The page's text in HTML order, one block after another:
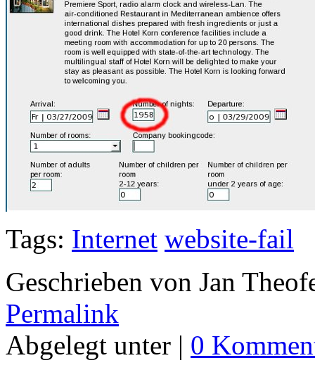
Tags: Internet website-fail
Geschrieben von Jan
Permalink
Abgelegt unter | 0